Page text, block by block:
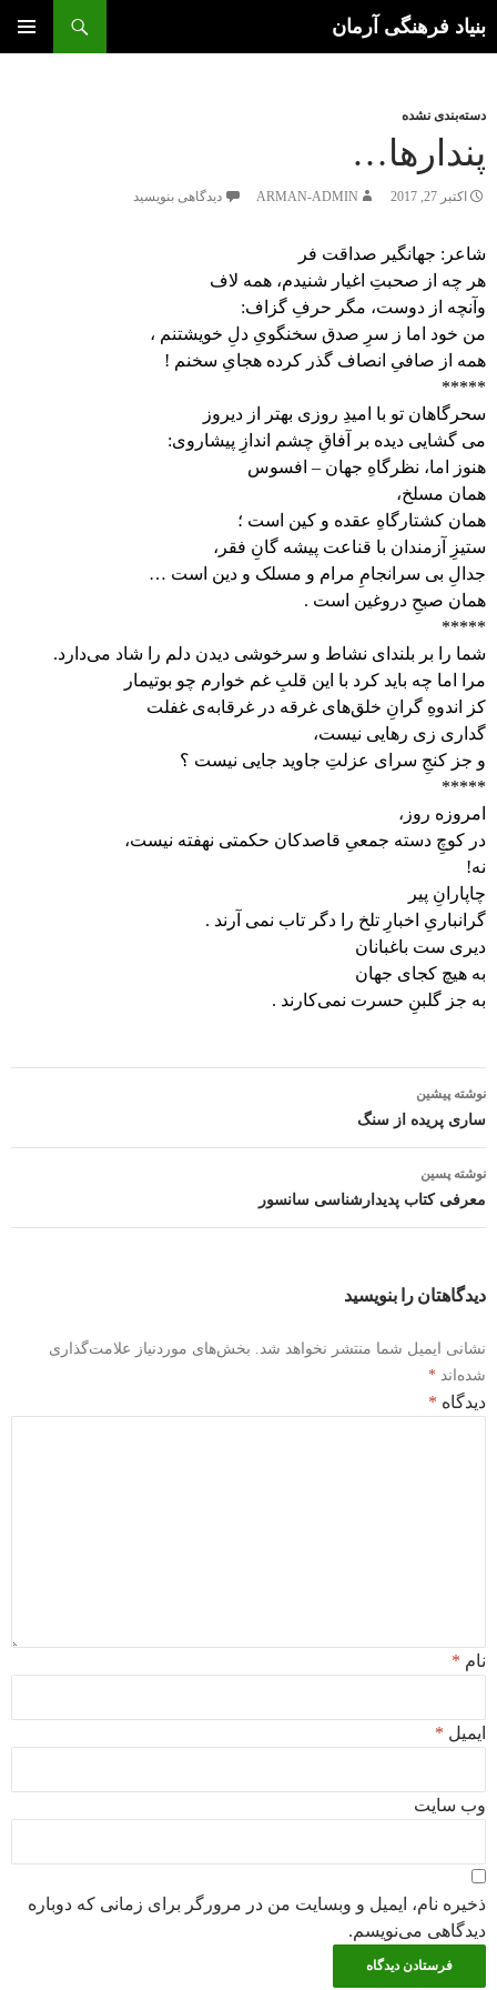
بنیاد فرهنگی آرمان
دسته‌بندی نشده
پندارها…
اکتبر 27, 2017 ARMAN-ADMIN دیدگاهی بنویسید
شاعر: جهانگیر صداقت فر
هر چه از صحبتِ اغیار شنیدم، همه لاف
وآنچه از دوست، مگر حرفِ گزاف:
من خود اما ز سرِ صدق سخنگویِ دل‌ِ خویشتنم ،
همه از صافیِ انصاف گذر کرده هجایِ سخنم !
*****
سحرگاهان تو با امیدِ روزی بهتر از دیروز
می‌ گشایی دیده بر آفاقِ چشم اندازِ پیشاروی:
هنوز اما، نظرگاهِ جهان – افسوس
همان مسلخ،
همان کشتارگاهِ عقده و کین است ؛
ستیزِ آزمندان با قناعت پیشه گانِ فقر،
جدالِ بی‌ سرانجامِ مرام و مسلک و دین است …
همان صبحِ دروغین است .
*****
شما را بر بلندای نشاط و سرخوشی دیدن دلم را شاد می‌‌دارد.
مرا اما چه باید کرد با این قلبِ غم خوارم چو بوتیمار
کز اندوهِ گرانِ خلق‌های غرقه در غرقابه‌ی غفلت
گداری زی‌ رهایی نیست،
و جز کنجِ سرای عزلتِ جاوید جایی‌ نیست ؟
*****
امروزه روز،
در کوچِ دسته جمعیِ قاصدکان حکمتی نهفته نیست،
نه!
چاپارانِ پیر
گرانباریِ اخبارِ تلخ را دگر تاب نمی آرند .
دیری ‌ست باغبانان
به هیچ کجای جهان
به جز گلبنِ حسرت نمی‌‌کارند .
نوشته
نوشته پیشین
ساری پریده از سنگ
نوشته پسین
معرفی کتاب پدیدارشناسی سانسور
دیدگاهتان را بنویسید
نشانی ایمیل شما منتشر نخواهد شد. بخش‌های موردنیاز علامت‌گذاری
شده‌اند *
دیدگاه *
نام *
ایمیل *
وب‌ سایت
ذخیره نام، ایمیل و وبسایت من در مرورگر برای زمانی که دوباره
دیدگاهی می‌نویسم.